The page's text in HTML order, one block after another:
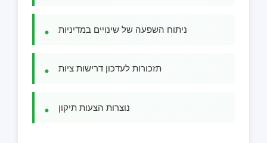
ניתוח השפעה של שינויים במדיניות
תזכורות לעדכון דרישות ציות
נוצרות הצעות תיקון